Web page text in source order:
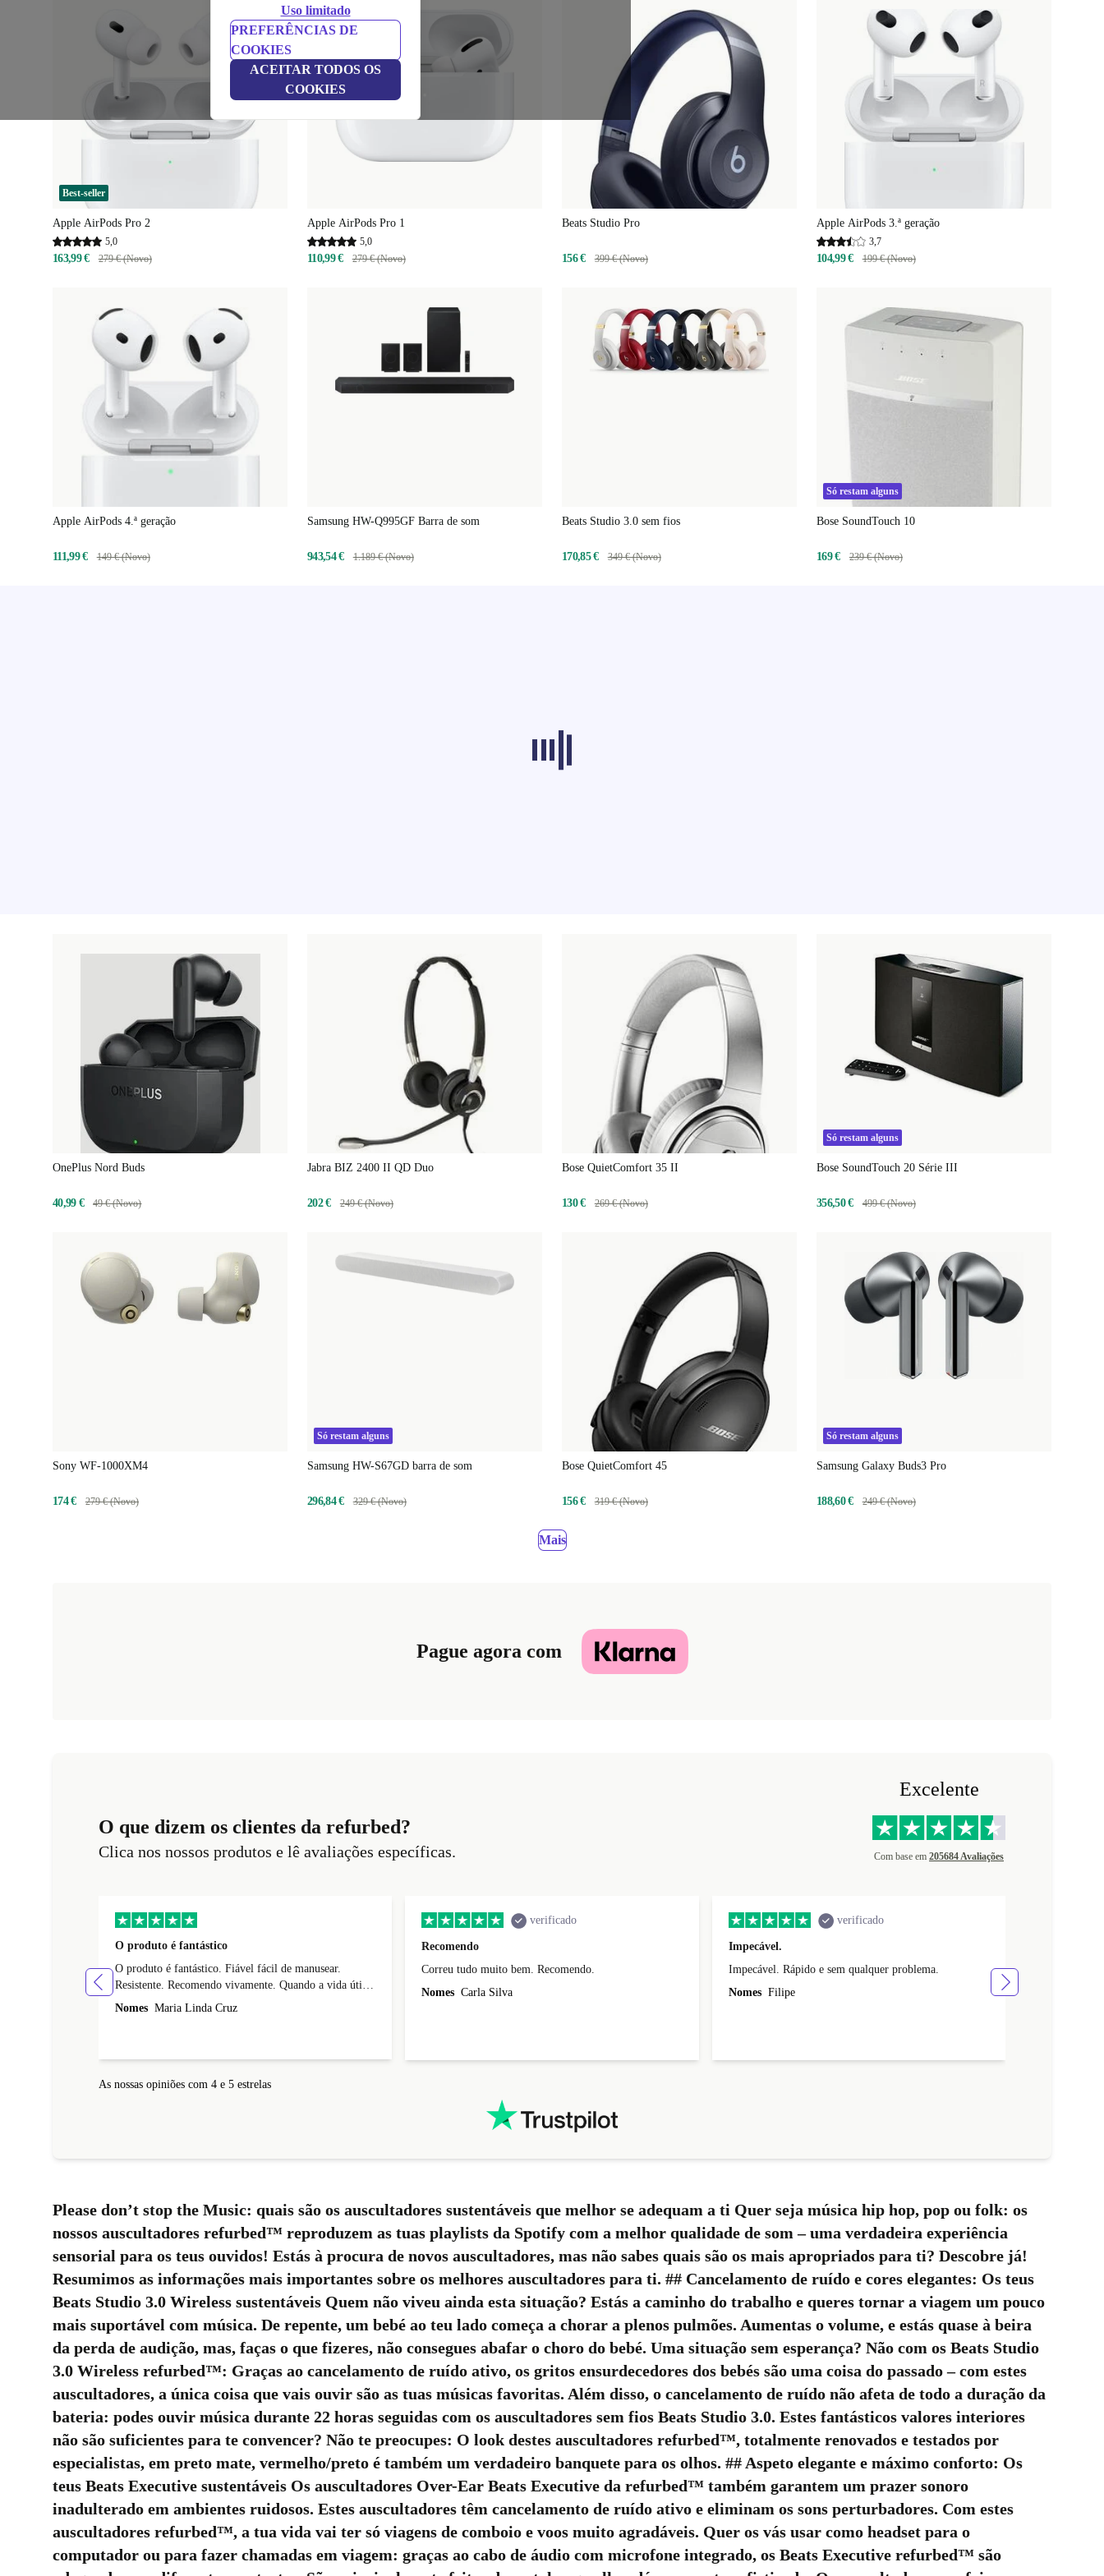
Uso limitado
PREFERÊNCIAS DE
COOKIES
ACEITAR TODOS OS
COOKIES
Best-seller
Apple AirPods Pro 2
5,0
163,99 € 279 € (Novo)
Apple AirPods Pro 1
5,0
110,99 € 279 € (Novo)
Beats Studio Pro
156 € 399 € (Novo)
Apple AirPods 3.ª geração
3,7
104,99 € 199 € (Novo)
Apple AirPods 4.ª geração
111,99 € 149 € (Novo)
Samsung HW-Q995GF Barra de som
943,54 € 1.189 € (Novo)
Beats Studio 3.0 sem fios
170,85 € 349 € (Novo)
Só restam alguns
Bose SoundTouch 10
169 € 239 € (Novo)
OnePlus Nord Buds
40,99 € 49 € (Novo)
Jabra BIZ 2400 II QD Duo
202 € 249 € (Novo)
Bose QuietComfort 35 II
130 € 269 € (Novo)
Só restam alguns
Bose SoundTouch 20 Série III
356,50 € 499 € (Novo)
Sony WF-1000XM4
174 € 279 € (Novo)
Só restam alguns
Samsung HW-S67GD barra de som
296,84 € 329 € (Novo)
Bose QuietComfort 45
156 € 319 € (Novo)
Só restam alguns
Samsung Galaxy Buds3 Pro
188,60 € 249 € (Novo)
Mais
Pague agora com
O que dizem os clientes da refurbed?
Clica nos nossos produtos e lê avaliações específicas.
Excelente
Com base em 205684 Avaliações
O produto é fantástico
O produto é fantástico. Fiável fácil de manusear.
Resistente. Recomendo vivamente. Quando a vida útil
deste telemóvel esgotar vou comprar esta marca de
Nomes Maria Linda Cruz
verificado
Recomendo
Correu tudo muito bem. Recomendo.
Nomes Carla Silva
verificado
Impecável.
Impecável. Rápido e sem qualquer problema.
Nomes Filipe
As nossas opiniões com 4 e 5 estrelas
Please don’t stop the Music: quais são os auscultadores sustentáveis que melhor se adequam a ti Quer seja música hip hop, pop ou folk: os
nossos auscultadores refurbed™ reproduzem as tuas playlists da Spotify com a melhor qualidade de som – uma verdadeira experiência
sensorial para os teus ouvidos! Estás à procura de novos auscultadores, mas não sabes quais são os mais apropriados para ti? Descobre já!
Resumimos as informações mais importantes sobre os melhores auscultadores para ti. ## Cancelamento de ruído e cores elegantes: Os teus
Beats Studio 3.0 Wireless sustentáveis Quem não viveu ainda esta situação? Estás a caminho do trabalho e queres tornar a viagem um pouco
mais suportável com música. De repente, um bebé ao teu lado começa a chorar a plenos pulmões. Aumentas o volume, e estás quase à beira
da perda de audição, mas, faças o que fizeres, não consegues abafar o choro do bebé. Uma situação sem esperança? Não com os Beats Studio
3.0 Wireless refurbed™: Graças ao cancelamento de ruído ativo, os gritos ensurdecedores dos bebés são uma coisa do passado – com estes
auscultadores, a única coisa que vais ouvir são as tuas músicas favoritas. Além disso, o cancelamento de ruído não afeta de todo a duração da
bateria: podes ouvir música durante 22 horas seguidas com os auscultadores sem fios Beats Studio 3.0. Estes fantásticos valores interiores
não são suficientes para te convencer? Não te preocupes: O look destes auscultadores refurbed™, totalmente renovados e testados por
especialistas, em preto mate, vermelho/preto é também um verdadeiro banquete para os olhos. ## Aspeto elegante e máximo conforto: Os
teus Beats Executive sustentáveis Os auscultadores Over-Ear Beats Executive da refurbed™ também garantem um prazer sonoro
inadulterado em ambientes ruidosos. Estes auscultadores têm cancelamento de ruído ativo e eliminam os sons perturbadores. Com estes
auscultadores refurbed™, a tua vida vai ter só viagens de comboio e voos muito agradáveis. Quer os vás usar como headset para o
computador ou para fazer chamadas em viagem: graças ao cabo de áudio com microfone integrado, os Beats Executive refurbed™ são